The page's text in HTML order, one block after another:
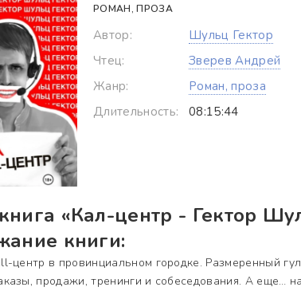
РОМАН, ПРОЗА
Автор:
Шульц Гектор
Чтец:
Зверев Андрей
Жанр:
Роман, проза
Длительность:
08:15:44
«Кал-центр - Гектор
книги:
центр в провинциальном городке. Размеренный
продажи, тренинги и собеседования. А еще…